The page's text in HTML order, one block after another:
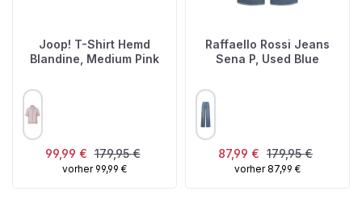
Joop! T-Shirt Hemd
Blandine, Medium Pink
FARBE
Verkaufspreis:
99,99 € Regulärer Preis:
179,95 €
vorher 99,99 €
Raffaello Rossi Jeans
Sena P, Used Blue
FARBE
Verkaufspreis:
87,99 € Regulärer Preis:
179,95 €
vorher 87,99 €